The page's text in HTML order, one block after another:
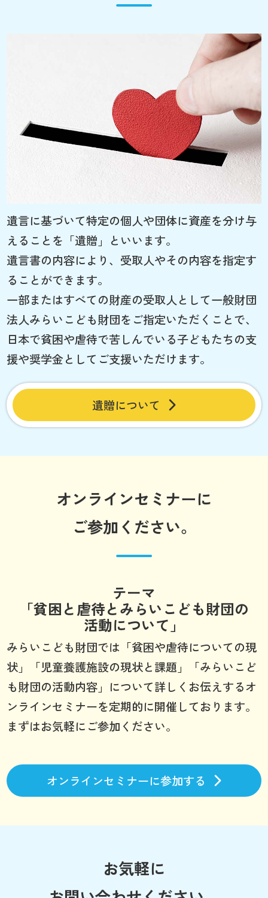
遺言に基づいて特定の個人や団体に資産を分け与
えることを「遺贈」といいます。
遺言書の内容により、受取人やその内容を指定す
ることができます。
一部またはすべての財産の受取人として一般財団
法人みらいこども財団をご指定いただくことで、
日本で貧困や虐待で苦しんでいる子どもたちの支
援や奨学金としてご支援いただけます。
遺贈について
オンラインセミナーに
ご参加ください。
テーマ
「貧困と虐待とみらいこども財団の
活動について」
みらいこども財団では「貧困や虐待についての現
状」「児童養護施設の現状と課題」「みらいこど
も財団の活動内容」について詳しくお伝えするオ
ンラインセミナーを定期的に開催しております。
まずはお気軽にご参加ください。
オンラインセミナーに参加する
お気軽に